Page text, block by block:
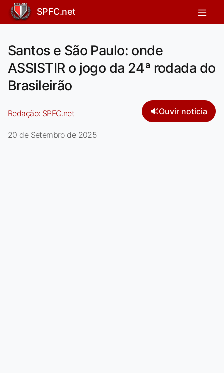
SPFC.net
Santos e São Paulo: onde
ASSISTIR o jogo da 24ª rodada do
Brasileirão
Redação: SPFC.net 🔊Ouvir notícia
20 de Setembro de 2025